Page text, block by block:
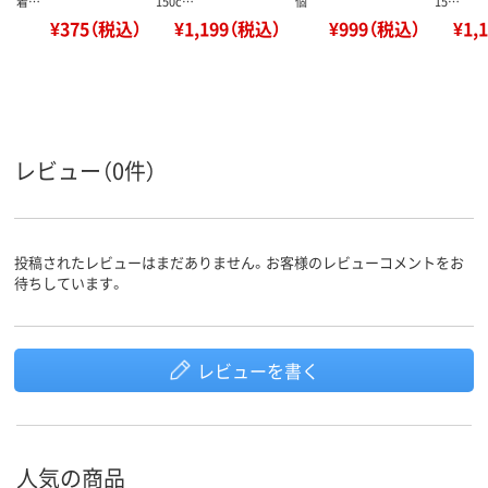
¥375（税込） ¥1,199（税込） ¥999（税込）
レビュー（0件）
投稿されたレビューはまだありません。お客様のレビューコメントをお
待ちしています。
レビューを書く
人気の商品